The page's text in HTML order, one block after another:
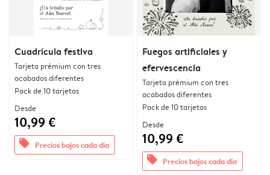
Cuadrícula festiva
Tarjeta prémium con tres
acabados diferentes
Pack de 10 tarjetas
Desde
10,99 €
offers Precios bajos cada día
Fuegos artificiales y
efervescencia
Tarjeta prémium con tres
acabados diferentes
Pack de 10 tarjetas
Desde
10,99 €
offers Precios bajos cada día